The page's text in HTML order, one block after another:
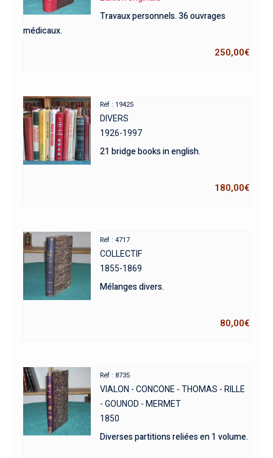
Travaux personnels. 36 ouvrages
médicaux.
250,00€
Réf : 19425
DIVERS
1926-1997
21 bridge books in english.
180,00€
Réf : 4717
COLLECTIF
1855-1869
Mélanges divers.
80,00€
Réf : 8735
VIALON - CONCONE - THOMAS - RILLE
- GOUNOD - MERMET
1850
Diverses partitions reliées en 1 volume.